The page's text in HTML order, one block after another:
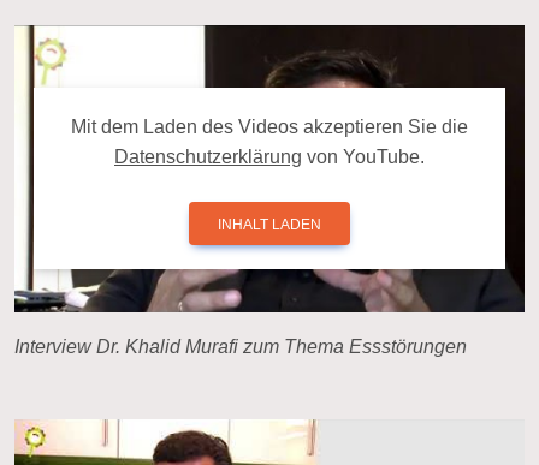
Mit dem La­den des Videos ak­zep­tie­ren Sie die
Da­ten­schutz­er­klä­rung von YouTube.
INHALT LADEN
Interview Dr. Khalid Murafi zum Thema Essstörungen